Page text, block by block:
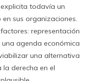
todavía un
sus organizaciones.
representación
agenda económica
una alternativa
la derecha en el